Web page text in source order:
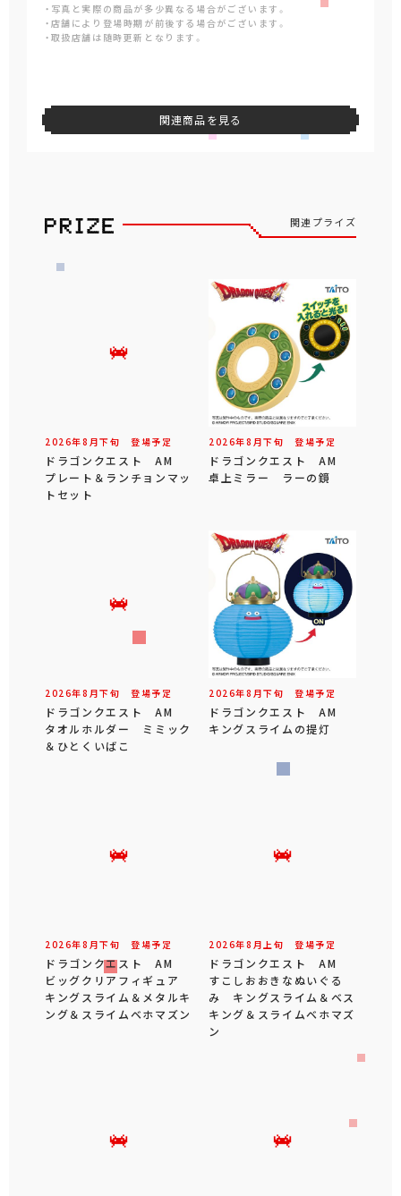
・写真と実際の商品が多少異なる場合がございます。
・店舗により登場時期が前後する場合がございます。
・取扱店舗は随時更新となります。
関連商品を見る
関連プライズ
2026年8 月下旬 登場予定
ドラゴンクエスト AM
プレート＆ランチョンマッ
トセット
2026年8 月下旬 登場予定
ドラゴンクエスト AM
卓上ミラー ラーの鏡
2026年8 月下旬 登場予定
ドラゴンクエスト AM
タオルホルダー ミミック
＆ひとくいばこ
2026年8 月下旬 登場予定
ドラゴンクエスト AM
キングスライムの提灯
2026年8 月下旬 登場予定
ドラゴンクエスト AM
ビッグクリアフィギュア
キングスライム＆メタルキ
ング＆スライムベホマズン
2026年8 月 上旬 登場予定
ドラゴンクエスト AM
すこしおおきなぬいぐる
み キングスライム＆ベス
キング＆スライムベホマズ
ン